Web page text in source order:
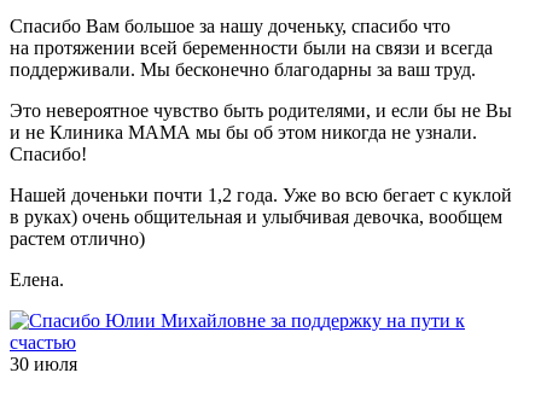
Спасибо Вам большое за нашу доченьку, спасибо что
на протяжении всей беременности были на связи и всегда
поддерживали. Мы бесконечно благодарны за ваш труд.
Это невероятное чувство быть родителями, и если бы не Вы
и не Клиника МАМА мы бы об этом никогда не узнали.
Спасибо!
Нашей доченьки почти 1,2 года. Уже во всю бегает с куклой
в руках) очень общительная и улыбчивая девочка, вообщем
растем отлично)
Елена.
30 июля